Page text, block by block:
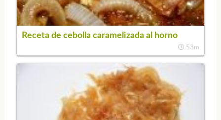
Receta de cebolla caramelizada al horno
53m